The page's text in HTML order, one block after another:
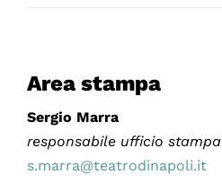
Area stampa
Sergio Marra
responsabile ufficio stampa
s.marra@teatrodinapoli.it